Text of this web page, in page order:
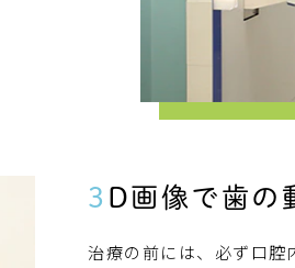
3D画像で 歯の
治療の前には、必ず口